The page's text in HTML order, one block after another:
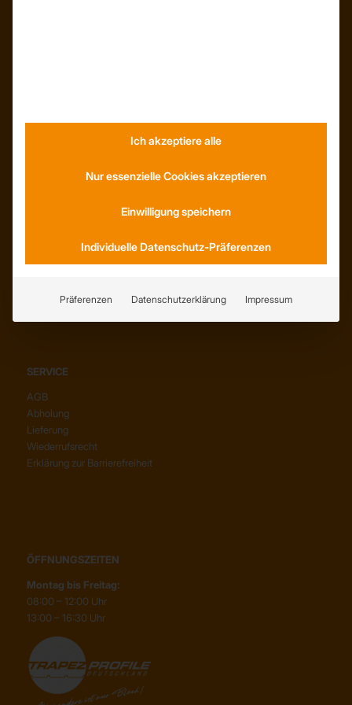
Wissenswertes
Social Media
SERVICE
AGB
Abholung
Lieferung
Wiederrufsrecht
Erklärung zur Barrierefreiheit
ÖFFNUNGSZEITEN
Montag bis Freitag:
08:00 – 12:00 Uhr
13:00 – 16:30 Uhr
Ich akzeptiere alle
Nur essenzielle Cookies akzeptieren
Einwilligung speichern
Individuelle Datenschutz-Präferenzen
Präferenzen Datenschutzerklärung Impressum